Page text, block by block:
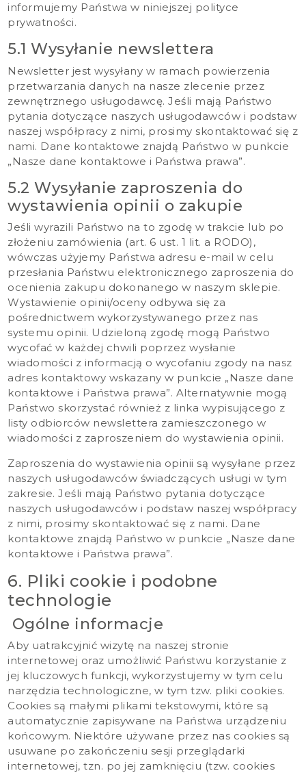
informujemy Państwa w niniejszej polityce
prywatności.
5.1 Wysyłanie newslettera
Newsletter jest wysyłany w ramach powierzenia
przetwarzania danych na nasze zlecenie przez
zewnętrznego usługodawcę. Jeśli mają Państwo
pytania dotyczące naszych usługodawców i podstaw
naszej współpracy z nimi, prosimy skontaktować się z
nami. Dane kontaktowe znajdą Państwo w punkcie
„Nasze dane kontaktowe i Państwa prawa”.
5.2 Wysyłanie zaproszenia do
wystawienia opinii o zakupie
Jeśli wyrazili Państwo na to zgodę w trakcie lub po
złożeniu zamówienia (art. 6 ust. 1 lit. a RODO),
wówczas użyjemy Państwa adresu e-mail w celu
przesłania Państwu elektronicznego zaproszenia do
ocenienia zakupu dokonanego w naszym sklepie.
Wystawienie opinii/oceny odbywa się za
pośrednictwem wykorzystywanego przez nas
systemu opinii. Udzieloną zgodę mogą Państwo
wycofać w każdej chwili poprzez wysłanie
wiadomości z informacją o wycofaniu zgody na nasz
adres kontaktowy wskazany w punkcie „Nasze dane
kontaktowe i Państwa prawa”. Alternatywnie mogą
Państwo skorzystać również z linka wypisującego z
listy odbiorców newslettera zamieszczonego w
wiadomości z zaproszeniem do wystawienia opinii.
Zaproszenia do wystawienia opinii są wysyłane przez
naszych usługodawców świadczących usługi w tym
zakresie. Jeśli mają Państwo pytania dotyczące
naszych usługodawców i podstaw naszej współpracy
z nimi, prosimy skontaktować się z nami. Dane
kontaktowe znajdą Państwo w punkcie „Nasze dane
kontaktowe i Państwa prawa”.
6. Pliki cookie i podobne
technologie
Ogólne informacje
Aby uatrakcyjnić wizytę na naszej stronie
internetowej oraz umożliwić Państwu korzystanie z
jej kluczowych funkcji, wykorzystujemy w tym celu
narzędzia technologiczne, w tym tzw. pliki cookies.
Cookies są małymi plikami tekstowymi, które są
automatycznie zapisywane na Państwa urządzeniu
końcowym. Niektóre używane przez nas cookies są
usuwane po zakończeniu sesji przeglądarki
internetowej, tzn. po jej zamknięciu (tzw. cookies